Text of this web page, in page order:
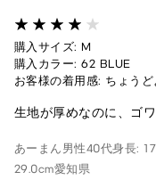
購入サイズ: M
購入カラー: 62 BLUE
お客様の着用感: ちょうど
生地が厚めなのに、ゴ
あーまん 男性40代身長:
29.0cm愛知県